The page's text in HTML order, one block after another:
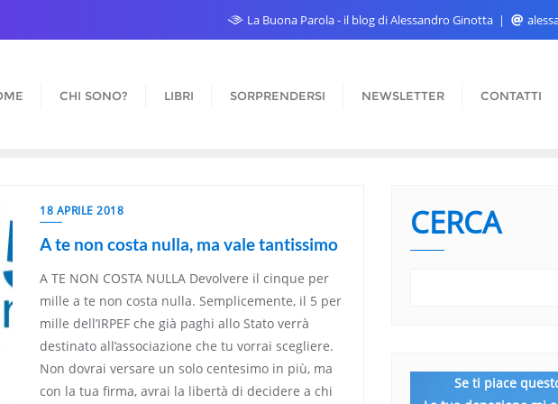
La Buona Parola - il blog di Alessandro Ginotta
CHI SONO? LIBRI SORPRENDERSI NEWSLETTER CONTATTI
18 APRILE 2018
A te non costa nulla, ma vale tantissimo
A TE NON COSTA NULLA Devolvere il cinque per
mille a te non costa nulla. Semplicemente, il 5 per
mille dell’IRPEF che già paghi allo Stato verrà
destinato all’associazione che tu vorrai scegliere.
Non dovrai versare un solo centesimo in più, ma
con la tua firma, avrai la libertà di decidere a chi
CERCA
Se ti piace